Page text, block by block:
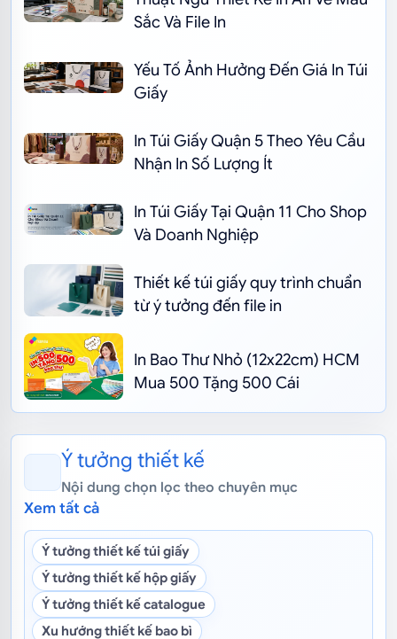
Sắc Và File In
Yếu Tố Ảnh Hưởng Đến Giá In Túi
Giấy
In Túi Giấy Quận 5 Theo Yêu Cầu
Nhận In Số Lượng Ít
In Túi Giấy Tại Quận 11 Cho Shop
Và Doanh Nghiệp
Thiết kế túi giấy quy trình chuẩn
từ ý tưởng đến file in
In Bao Thư Nhỏ (12x22cm) HCM
Mua 500 Tặng 500 Cái
Ý tưởng thiết kế
Nội dung chọn lọc theo chuyên mục
Xem tất cả
Ý tưởng thiết kế túi giấy
Ý tưởng thiết kế hộp giấy
Ý tưởng thiết kế catalogue
Xu hướng thiết kế bao bì